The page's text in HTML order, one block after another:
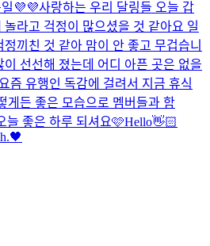
💜💜사랑하는 우리 달링들 오늘 갑
라고 걱정이 많으셨을 것 같아요 일
끼친 것 같아 맘이 안 좋고 무겁습니
선선해 졌는데 어디 아픈 곳은 없을
즘 유행인 독감에 걸려서 지금 휴식
게든 좋은 모습으로 멤버들과 함
늘 좋은 하루 되셔요🩷Hello👋🏻